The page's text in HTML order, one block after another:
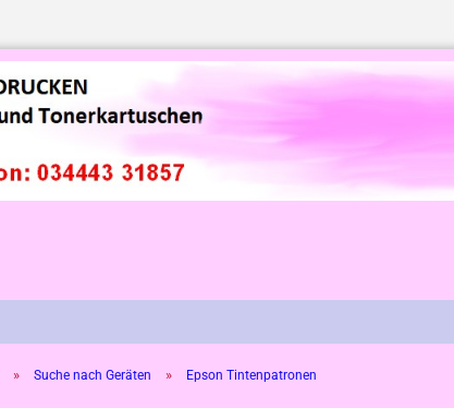
» Suche nach Geräten » Epson Tintenpatronen